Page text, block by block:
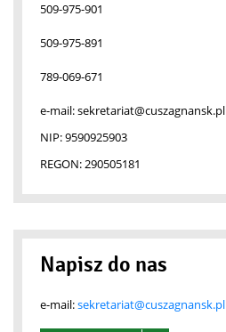
509-975-901
509-975-891
789-069-671
e-mail:sekretariat@cuszagnansk.pl
NIP:9590925903
REGON:290505181
Napisz do nas
e-mail:sekretariat@cuszagnansk.pl